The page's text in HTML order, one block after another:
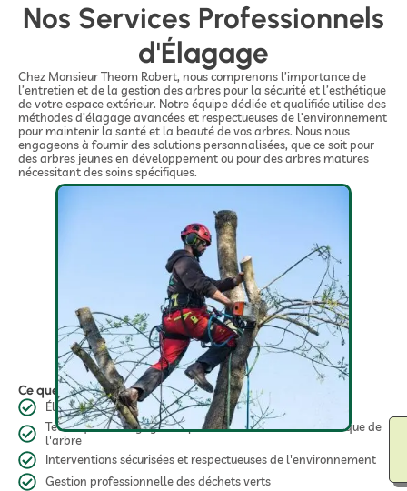
Nos Services Professionnels
d'Élagage
Chez Monsieur Theom Robert, nous comprenons l’importance de
l’entretien et de la gestion des arbres pour la sécurité et l’esthétique
de votre espace extérieur. Notre équipe dédiée et qualifiée utilise des
méthodes d’élagage avancées et respectueuses de l’environnement
pour maintenir la santé et la beauté de vos arbres. Nous nous
engageons à fournir des solutions personnalisées, que ce soit pour
des arbres jeunes en développement ou pour des arbres matures
nécessitant des soins spécifiques.
Ce que nous offrons en Élagage
Élagage sur mesure pour tous types d'arbres
Techniques d'élagage adaptées à la santé et à l'esthétique de
l'arbre
Interventions sécurisées et respectueuses de l'environnement
Gestion professionnelle des déchets verts